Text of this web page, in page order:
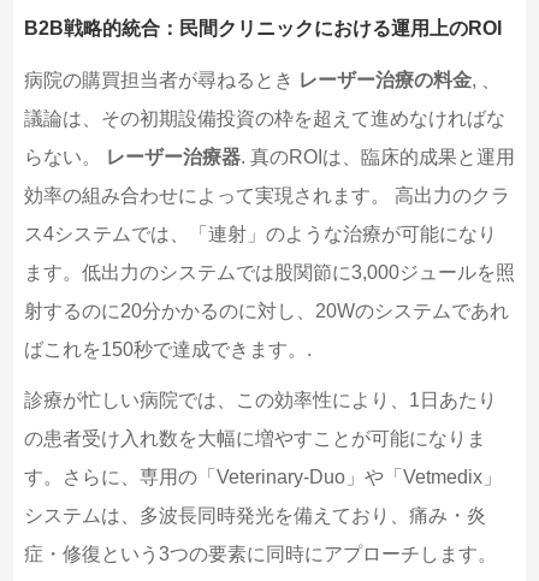
B2B戦略的統合：民間クリニックにおける運用上のROI
病院の購買担当者が尋ねるとき レーザー治療の料金, 、
議論は、その初期設備投資の枠を超えて進めなければな
らない。
レーザー治療器. 真のROIは、臨床的成果と運用
効率の組み合わせによって実現されます。 高出力のクラ
ス4システムでは、「連射」のような治療が可能になり
ます。低出力のシステムでは股関節に3,000ジュールを照
射するのに20分かかるのに対し、20Wのシステムであれ
ばこれを150秒で達成できます。.
診療が忙しい病院では、この効率性により、1日あたり
の患者受け入れ数を大幅に増やすことが可能になりま
す。さらに、専用の「Veterinary-Duo」や「Vetmedix」
システムは、多波長同時発光を備えており、痛み・炎
症・修復という3つの要素に同時にアプローチします。